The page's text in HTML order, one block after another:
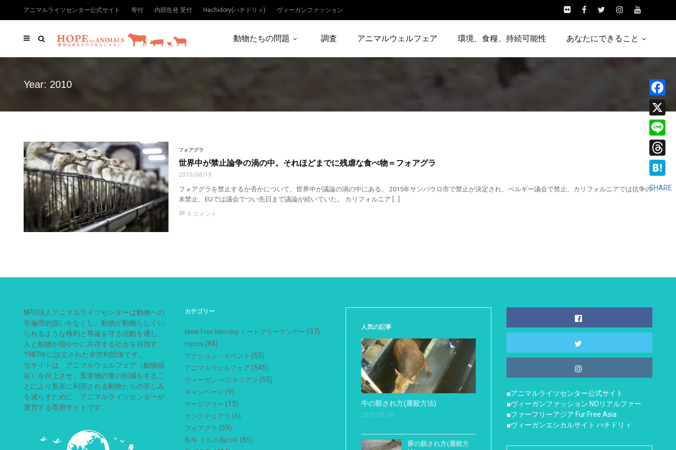
動物たちの問題 調査 アニマルウェルフェア 環境、食糧、持続可能性 あなたにできること
アニマルライツセンター公式サイト 寄付 内部告発 受付 Hachidory(ハチドリィ) ヴィーガンファッション
Year: 2010
フォアグラ
世界中が禁止論争の渦の中。それほどまでに残虐な食べ物＝フォアグラ
2010/08/19
フォアグラを禁止するか否かについて、世界中が議論の渦の中にある。 2015年サンパウロ市で禁止が決定され、ベルギー議会で禁止、カリフォルニアでは抗争の
末禁止、EUでは議会でつい先日まで議論が続いていた。 カリフォルニア […]
chat_bubble 0 コメント
NPO法人アニマルライツセンターは動物への
非倫理的扱いをなくし、動物が動物らしくい
られるような権利と尊厳を守る活動を通し、
人と動物が穏やかに共存する社会を目指す、
1987年に設立された非営利団体です。
当サイトは、アニマルウェルフェア（動物福
祉）を向上させ、畜産物の量の削減をするこ
とにより畜産に利用される動物たちの苦しみ
を減らすために、アニマルライツセンターが
運営する専用サイトです。
カテゴリー
Meat Free Monday ミートフリーマンデー (37)
topics (84)
アクション・イベント (55)
アニマルウェルフェア (545)
ヴィーガン ベジタリアン (55)
キャンペーン (9)
ケージフリー (13)
サンクチュアリ (6)
フォアグラ (59)
乳牛 ミルク用の牛 (85)
人気の記事
牛の殺され方(屠殺方法)
2018/08/30
豚の殺され方(屠殺方
■アニマルライツセンター公式サイト
■ヴィーガンファッション NOリアルファー
■ファーフリーアジア Fur Free Asia
■ヴィーガンエシカルサイト ハチドリィ
X
Line
Threads
Hatena
SHARE